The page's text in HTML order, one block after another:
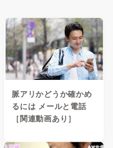
脈アリかどうか確かめ
るには メールと電話
［関連動画あり］